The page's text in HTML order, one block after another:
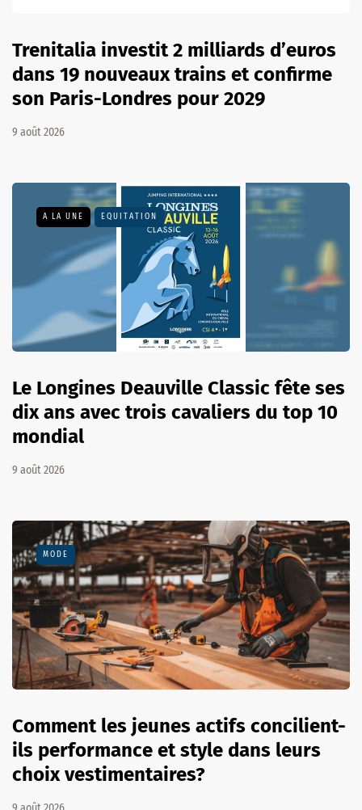
Trenitalia investit 2 milliards d’euros
dans 19 nouveaux trains et confirme
son Paris-Londres pour 2029
9 août 2026
A LA UNE EQUITATION
Le Longines Deauville Classic fête ses
dix ans avec trois cavaliers du top 10
mondial
9 août 2026
MODE
Comment les jeunes actifs concilient-
ils performance et style dans leurs
choix vestimentaires?